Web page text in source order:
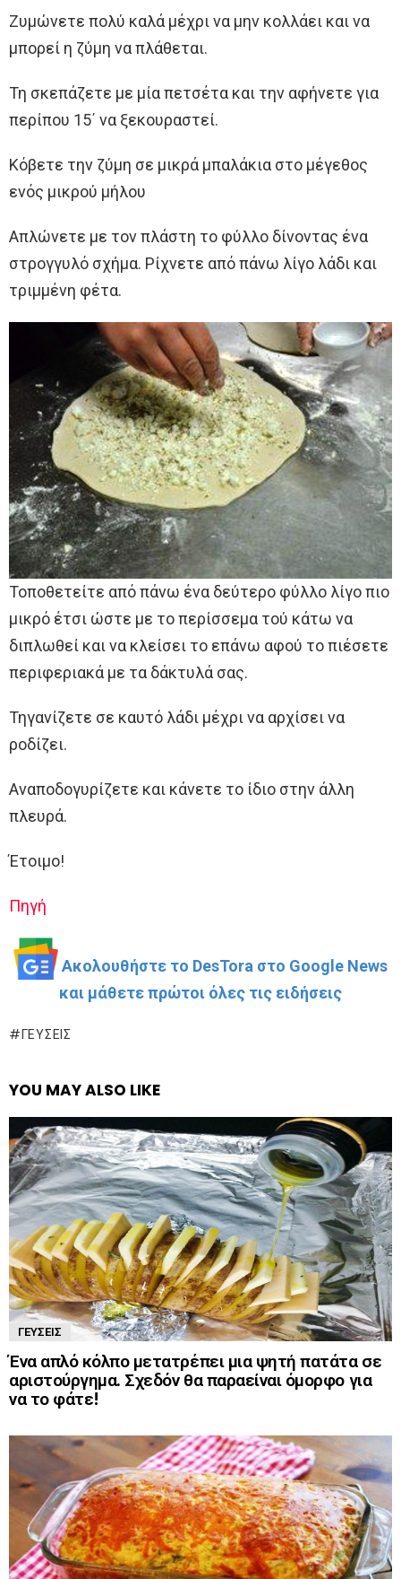
Ζυμώνετε πολύ καλά μέχρι να μην κολλάει και να
μπορεί η ζύμη να πλάθεται.
Τη σκεπάζετε με μία πετσέτα και την αφήνετε για
περίπου 15΄ να ξεκουραστεί.
Κόβετε την ζύμη σε μικρά μπαλάκια στο μέγεθος
ενός μικρού μήλου
Απλώνετε με τον πλάστη το φύλλο δίνοντας ένα
στρογγυλό σχήμα. Ρίχνετε από πάνω λίγο λάδι και
τριμμένη φέτα.
Τοποθετείτε από πάνω ένα δεύτερο φύλλο λίγο πιο
μικρό έτσι ώστε με το περίσσεμα τού κάτω να
διπλωθεί και να κλείσει το επάνω αφού το πιέσετε
περιφεριακά με τα δάκτυλά σας.
Τηγανίζετε σε καυτό λάδι μέχρι να αρχίσει να
ροδίζει.
Αναποδογυρίζετε και κάνετε το ίδιο στην άλλη
πλευρά.
Έτοιμο!
Πηγή
Ακολουθήστε το DesTora στο Google News
και μάθετε πρώτοι όλες τις ειδήσεις
ΓΕΎΣΕΙΣ
YOU MAY ALSO LIKE
ΓΕΎΣΕΙΣ
Ένα απλό κόλπο μετατρέπει μια ψητή πατάτα σε
αριστούργημα. Σχεδόν θα παραείναι όμορφο για
να το φάτε!